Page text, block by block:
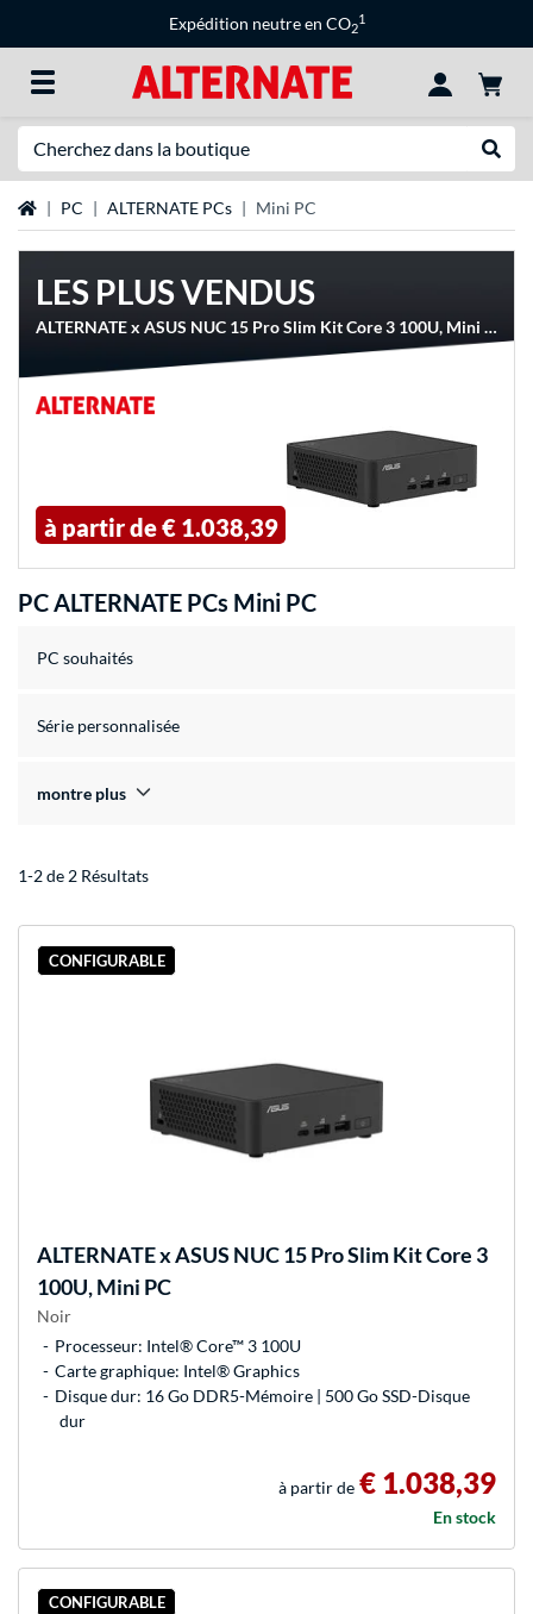
Expédition neutre en CO2
1
Page d'accueil
PC ALTERNATE PCs Mini PC
LES PLUS VENDUS
ALTERNATE x ASUS NUC 15 Pro Slim Kit Core 3 100U, Mini PC
à partir de€ 1.038,39
PC ALTERNATE PCs Mini PC
PC souhaités
Série personnalisée
montre plus
1-2 de 2 Résultats
CONFIGURABLE
ALTERNATEx ASUS NUC 15 Pro Slim Kit Core 3
100U, Mini PC
Noir
Processeur: Intel® Core™ 3 100U
Carte graphique: Intel® Graphics
Disque dur: 16 Go DDR5-Mémoire | 500 Go SSD-Disque
dur
à partir de € 1.038,39
En stock
CONFIGURABLE